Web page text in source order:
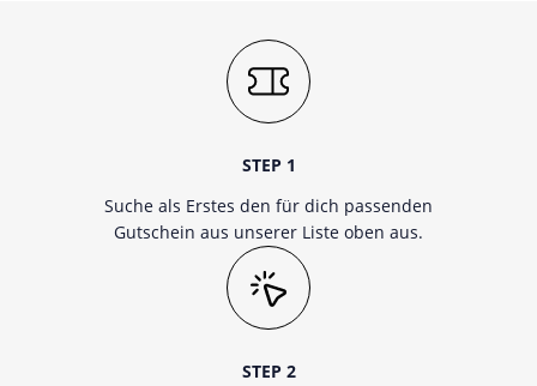
STEP 1
Suche als Erstes den für dich passenden
Gutschein aus unserer Liste oben aus.
STEP 2